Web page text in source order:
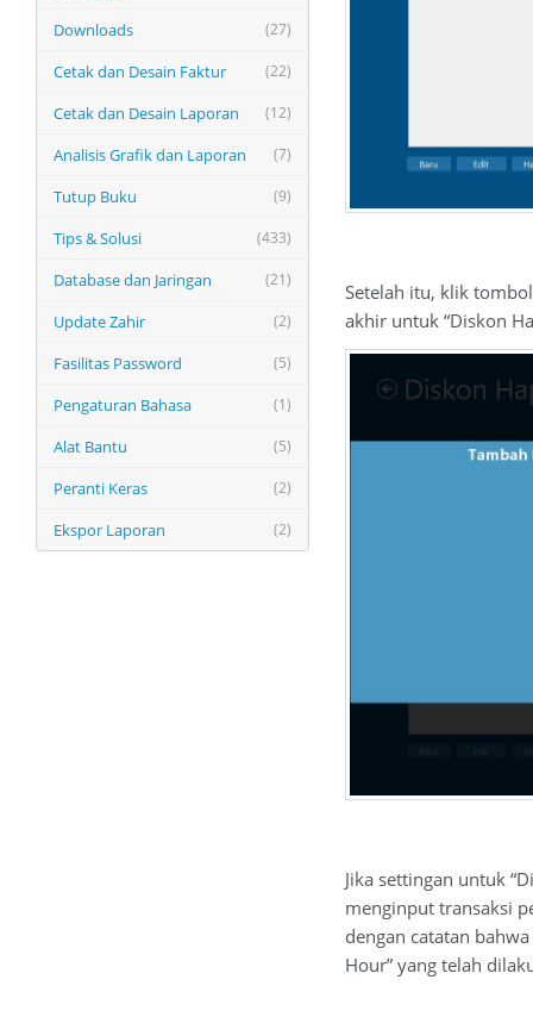
(27)
Downloads
(22)
Cetak dan Desain Faktur
(12)
Cetak dan Desain Laporan
(7)
Analisis Grafik dan Laporan
(9)
Tutup Buku
(433)
Tips & Solusi
(21)
Database dan Jaringan
(2)
Update Zahir
(5)
Fasilitas Password
(1)
Pengaturan Bahasa
(5)
Alat Bantu
(2)
Peranti Keras
(2)
Ekspor Laporan
Setelah itu, klik
akhir untuk “Diskon
Jika settingan untuk
menginput transaksi
dengan catatan
Hour” yang telah